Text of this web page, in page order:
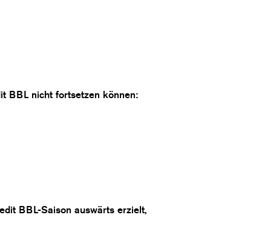
BBL nicht fortsetzen können:
BBL-Saison auswärts erzielt,